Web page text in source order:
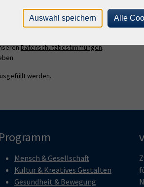
sich mit der Verarbeitung gemäß
Datenschutzbestimmungen.
werden.
Programm
Mensch & Gesellschaft
Kultur & Kreatives Gestalten
Gesundheit & Bewegung
Auswahl speichern Alle